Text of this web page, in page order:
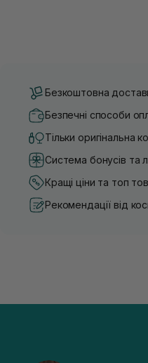
Безкоштовна
Безпечні способи
Тільки оригінальна
Система бонусів та
Кращі ціни та топ
Рекомендації від